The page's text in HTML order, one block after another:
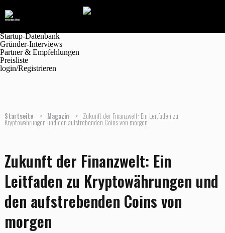
Marktplatz
Magazin
Startup-Datenbank
Gründer-Interviews
Partner & Empfehlungen
Preisliste
login/Registrieren
Startseite > Magazin > Zukunft der Finanzwelt: Ein Leitfaden zu
Kryptowährungen und den aufstrebenden Coins von morgen
Zukunft der Finanzwelt: Ein
Leitfaden zu Kryptowährungen und
den aufstrebenden Coins von
morgen